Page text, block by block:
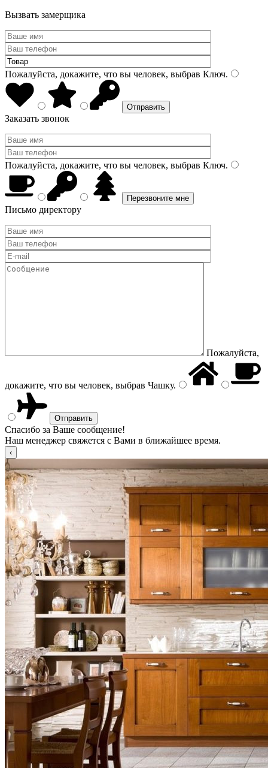
Вызвать замерщика
Пожалуйста, докажите, что вы человек, выбрав Ключ.
Заказать звонок
Пожалуйста, докажите, что вы человек, выбрав Ключ.
Письмо директору
Пожалуйста,
докажите, что вы человек, выбрав Чашку.
Спасибо за Ваше сообщение!
Наш менеджер свяжется с Вами в ближайшее время.